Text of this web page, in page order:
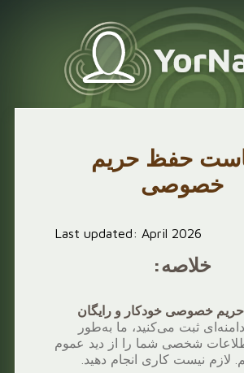
حفظ حریم
خصوصی
Last updated: April 2026
خلاصه:
خصوصی خودکار و رایگان
ثبت می‌کنید، ما به‌طور
شخصی شما را از دید عموم
لازم نیست کاری انجام دهید.